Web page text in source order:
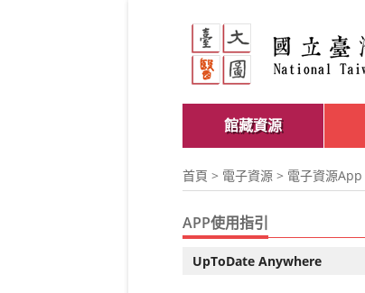
館藏資源
首頁 > 電子資源 > 電子資源App
APP使用指引
UpToDate Anywhere